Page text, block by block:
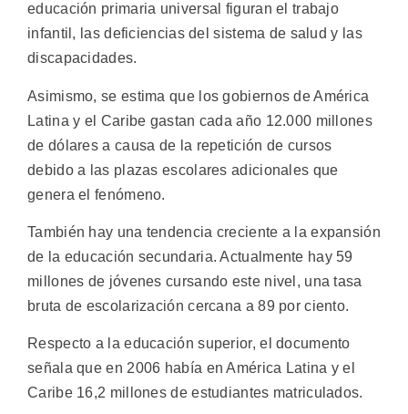
educación primaria universal figuran el trabajo
infantil, las deficiencias del sistema de salud y las
discapacidades.
Asimismo, se estima que los gobiernos de América
Latina y el Caribe gastan cada año 12.000 millones
de dólares a causa de la repetición de cursos
debido a las plazas escolares adicionales que
genera el fenómeno.
También hay una tendencia creciente a la expansión
de la educación secundaria. Actualmente hay 59
millones de jóvenes cursando este nivel, una tasa
bruta de escolarización cercana a 89 por ciento.
Respecto a la educación superior, el documento
señala que en 2006 había en América Latina y el
Caribe 16,2 millones de estudiantes matriculados.